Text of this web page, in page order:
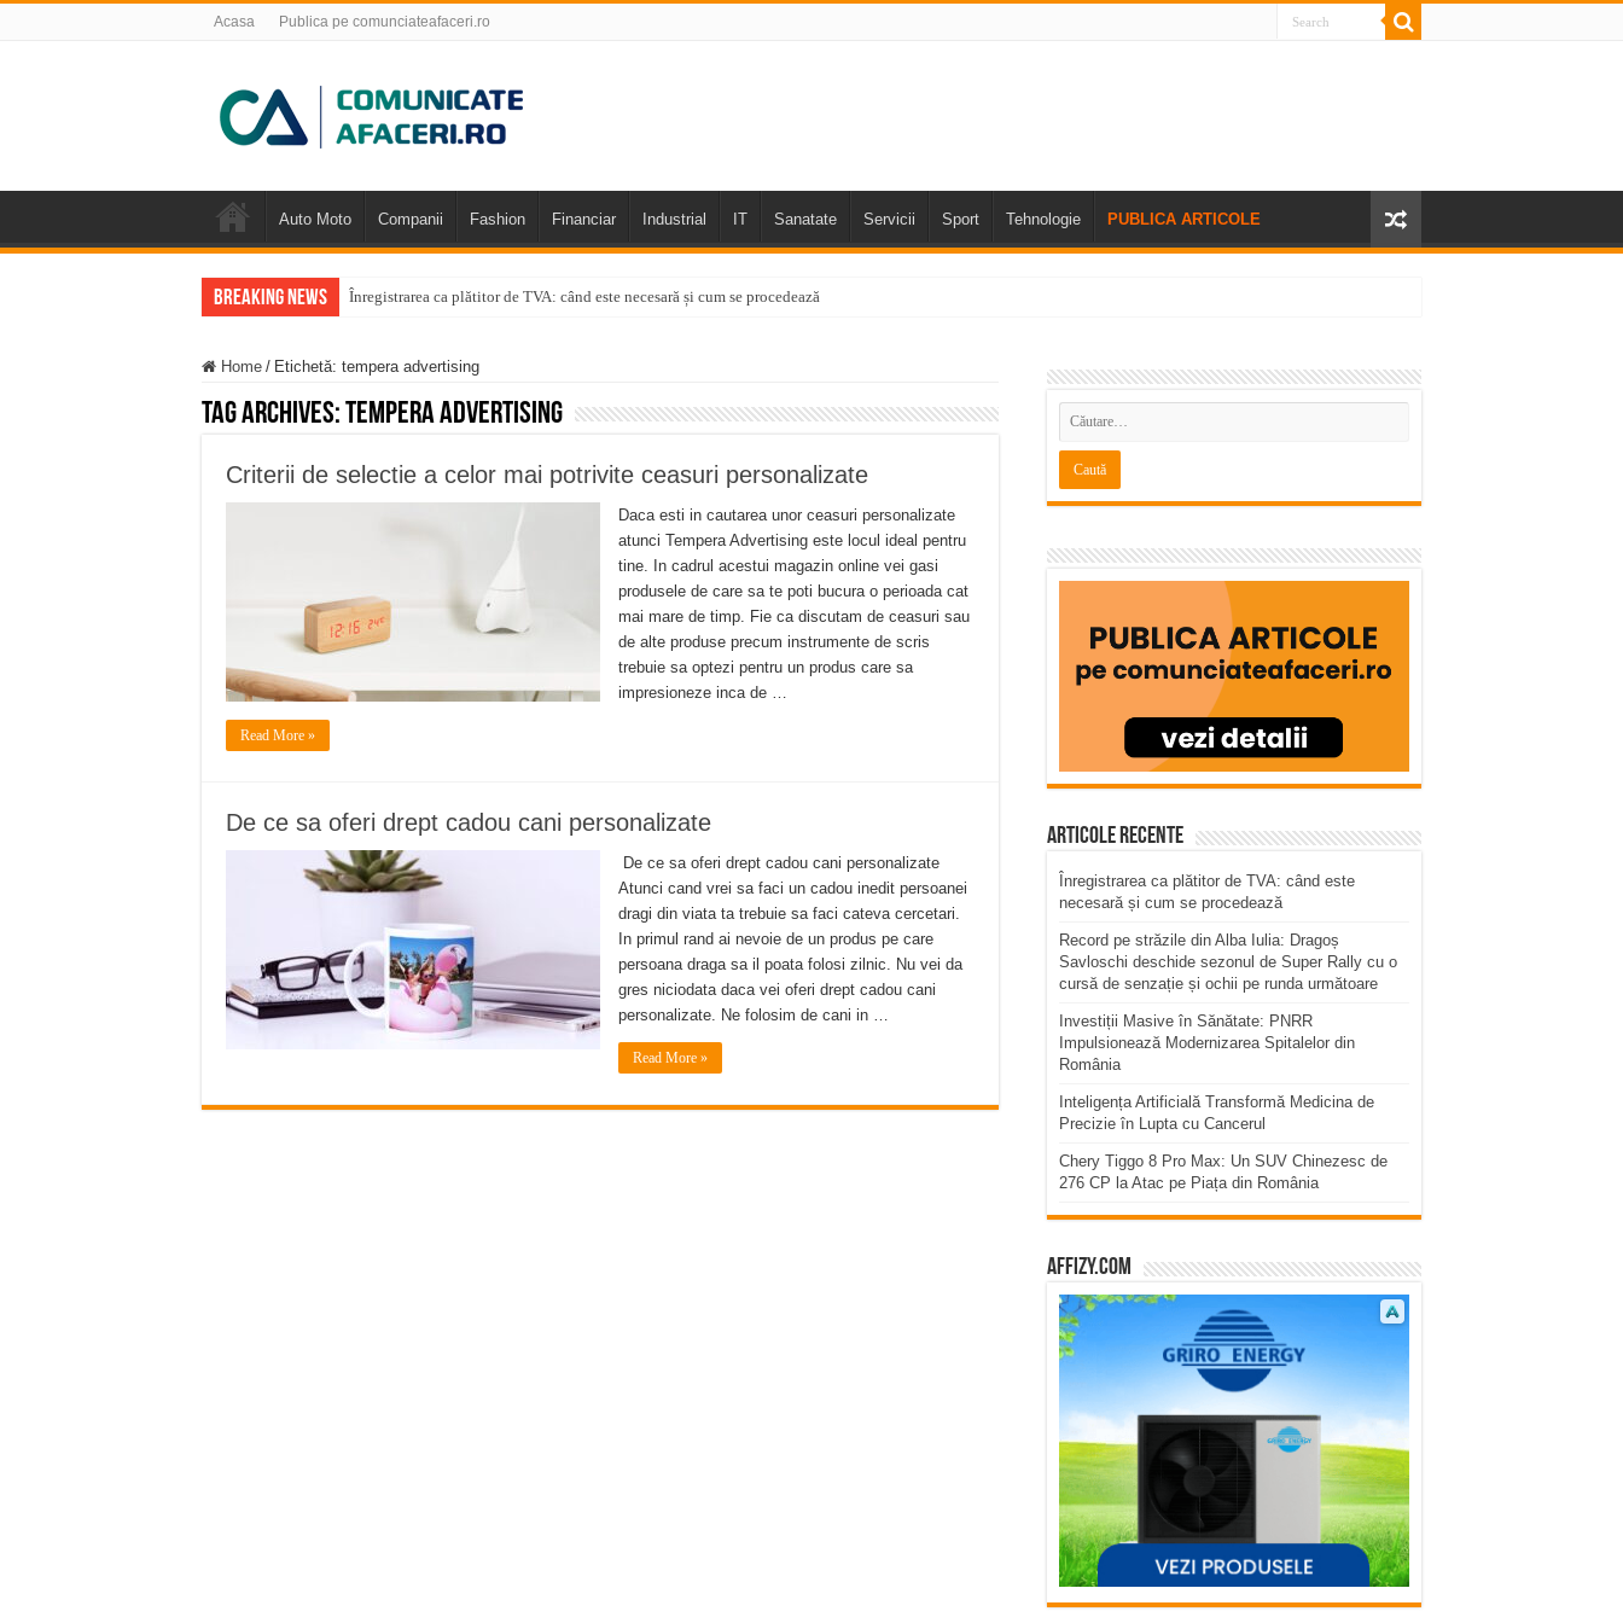
Acasa Publica pe comunciateafaceri.ro
Auto Moto Companii Fashion Financiar Industrial IT Sanatate Servicii Sport Tehnologie PUBLICA ARTICOLE
Breaking News Înregistrarea ca plătitor de TVA: când este necesară și cum se procedează
Home / Etichetă: tempera advertising
Tag Archives:tempera advertising
Criterii de selectie a celor mai potrivite ceasuri personalizate
Daca esti in cautarea unor ceasuri personalizate
atunci Tempera Advertising este locul ideal pentru
tine. In cadrul acestui magazin online vei gasi
produsele de care sa te poti bucura o perioada cat
mai mare de timp. Fie ca discutam de ceasuri sau
de alte produse precum instrumente de scris
trebuie sa optezi pentru un produs care sa
impresioneze inca de …
Read More »
De ce sa oferi drept cadou cani personalizate
De ce sa oferi drept cadou cani personalizate
Atunci cand vrei sa faci un cadou inedit persoanei
dragi din viata ta trebuie sa faci cateva cercetari.
In primul rand ai nevoie de un produs pe care
persoana draga sa il poata folosi zilnic. Nu vei da
gres niciodata daca vei oferi drept cadou cani
personalizate. Ne folosim de cani in …
Read More »
Articole recente
Înregistrarea ca plătitor de TVA: când este
necesară și cum se procedează
Record pe străzile din Alba Iulia: Dragoș
Savloschi deschide sezonul de Super Rally cu o
cursă de senzație și ochii pe runda următoare
Investiții Masive în Sănătate: PNRR
Impulsionează Modernizarea Spitalelor din
România
Inteligența Artificială Transformă Medicina de
Precizie în Lupta cu Cancerul
Chery Tiggo 8 Pro Max: Un SUV Chinezesc de
276 CP la Atac pe Piața din România
affizy.com